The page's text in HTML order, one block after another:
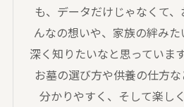
も、データだけじゃなくて
んなの想いや、家族の絆み
深く知りたいなと思っていま
お墓の選び方や供養の仕方
分かりやすく、そして楽し